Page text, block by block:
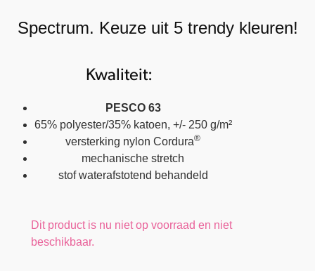
Spectrum. Keuze uit 5 trendy kleuren!
Kwaliteit:
PESCO 63
65% polyester/35% katoen, +/- 250 g/m²
versterking nylon Cordura®
mechanische stretch
stof waterafstotend behandeld
Dit product is nu niet op voorraad en niet
beschikbaar.